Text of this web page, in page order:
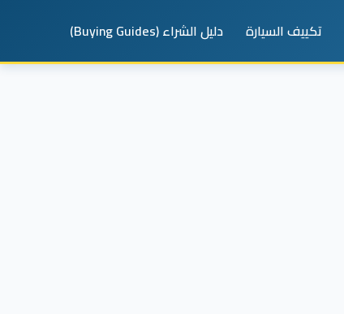
تكييف السيارة دليل الشراء (Buying Guides)